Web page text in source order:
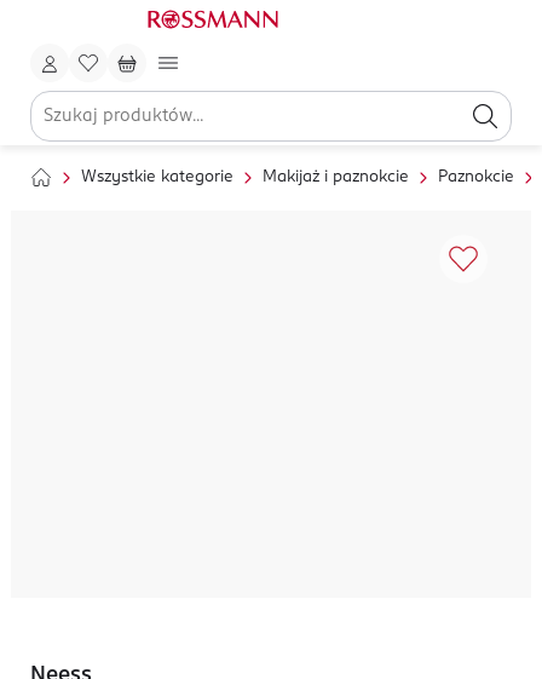
Wszystkie kategorie Makijaż i paznokcie Paznokcie